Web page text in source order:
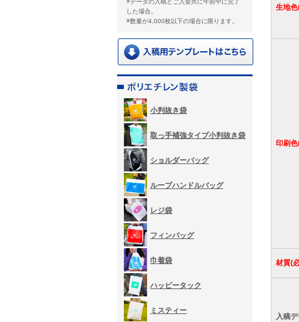
※データの入稿とご入金共に午前中に完了
した場合。
※数量が4,000枚以下の場合に限ります。
小判抜き袋
取っ手補強タイプ小判抜き袋
ショルダーバッグ
ループハンドルバッグ
レジ袋
フィンバッグ
巾着袋
ハッピータック
ミスティー
生地
印刷
材質(
入稿